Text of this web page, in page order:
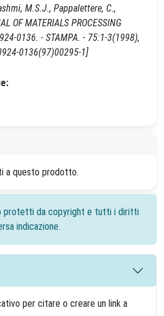
M.S.J., Pappalettere, C.,
OF MATERIALS PROCESSING
0136. - STAMPA. - 75:1-3(1998),
0136(97)00295-1]
a questo prodotto.
protetti da copyright e tutti i diritti
indicazione.
per citare o creare un link a